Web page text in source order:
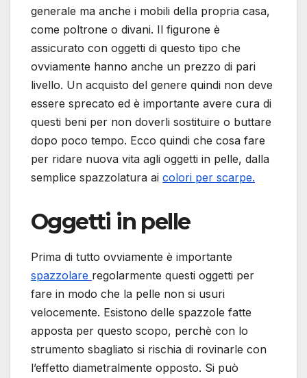
generale ma anche i mobili della propria casa,
come poltrone o divani. Il figurone è
assicurato con oggetti di questo tipo che
ovviamente hanno anche un prezzo di pari
livello. Un acquisto del genere quindi non deve
essere sprecato ed è importante avere cura di
questi beni per non doverli sostituire o buttare
dopo poco tempo. Ecco quindi che cosa fare
per ridare nuova vita agli oggetti in pelle, dalla
semplice spazzolatura ai colori per scarpe.
Oggetti in pelle
Prima di tutto ovviamente è importante
spazzolare regolarmente questi oggetti per
fare in modo che la pelle non si usuri
velocemente. Esistono delle spazzole fatte
apposta per questo scopo, perchè con lo
strumento sbagliato si rischia di rovinarle con
l’effetto diametralmente opposto. Si può